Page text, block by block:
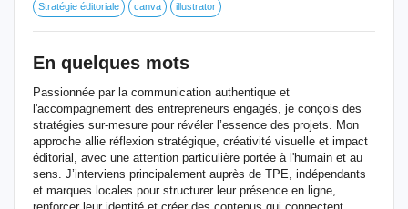
Stratégie éditoriale canva illustrator
En quelques mots
Passionnée par la communication authentique et
l'accompagnement des entrepreneurs engagés, je conçois des
stratégies sur-mesure pour révéler l’essence des projets. Mon
approche allie réflexion stratégique, créativité visuelle et impact
éditorial, avec une attention particulière portée à l'humain et au
sens. J’interviens principalement auprès de TPE, indépendants
et marques locales pour structurer leur présence en ligne,